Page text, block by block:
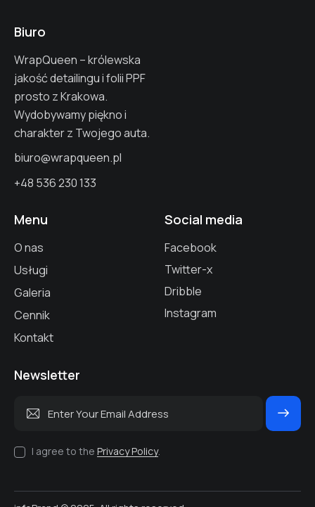
Biuro
WrapQueen – królewska
jakość detailingu i folii PPF
prosto z Krakowa.
Wydobywamy piękno i
charakter z Twojego auta.
biuro@wrapqueen.pl
+48 536 230 133
Menu
O nas
Usługi
Galeria
Cennik
Kontakt
Social media
Facebook
Twitter-x
Dribble
Instagram
Newsletter
Subscrib
I agree to the Privacy Policy.